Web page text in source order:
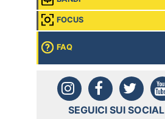
FOCUS
FAQ
SEGUICI SUI SOCIAL